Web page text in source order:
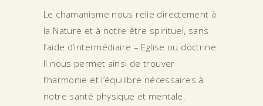
Le chamanisme nous relie directement à
la Nature et à notre être spirituel, sans
l’aide d’intermédiaire – Eglise ou doctrine.
Il nous permet ainsi de trouver
l’harmonie et l’équilibre nécessaires à
notre santé physique et mentale.